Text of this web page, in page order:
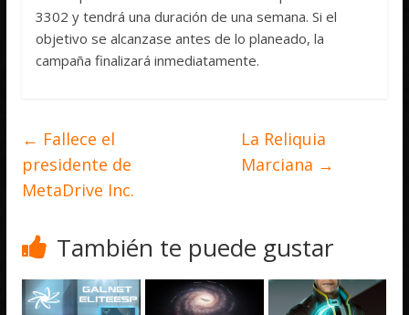
3302 y tendrá una duración de una semana. Si el
objetivo se alcanzase antes de lo planeado, la
campaña finalizará inmediatamente.
← Fallece el
presidente de
MetaDrive Inc.
La Reliquia
Marciana →
También te puede gustar